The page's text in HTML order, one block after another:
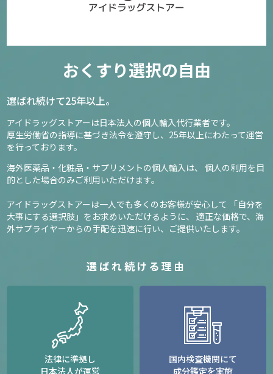
おくすり選択の自由
選ばれ続けて25年以上。
アイドラッグストアーは日本法人の個人輸入代行業者です。
厚生労働省の指導に基づき法令を遵守し、 25年以上にわたって運営
を行っております。
海外医薬品・化粧品・サプリメントの個人輸入は、
個人の利用を目
的とした場合のみご利用いただけます。
アイドラッグストアーは一人でも多くのお客様が安心して
「自分を
大事にする選択肢」をお求めいただけるように、
適正な価格で、海
外サプライヤーからの手配を迅速に行い、ご提供いたします。
選ばれ続ける理由
法律に準拠し
日本法人が運営
国内検査機関にて
成分鑑定を実施